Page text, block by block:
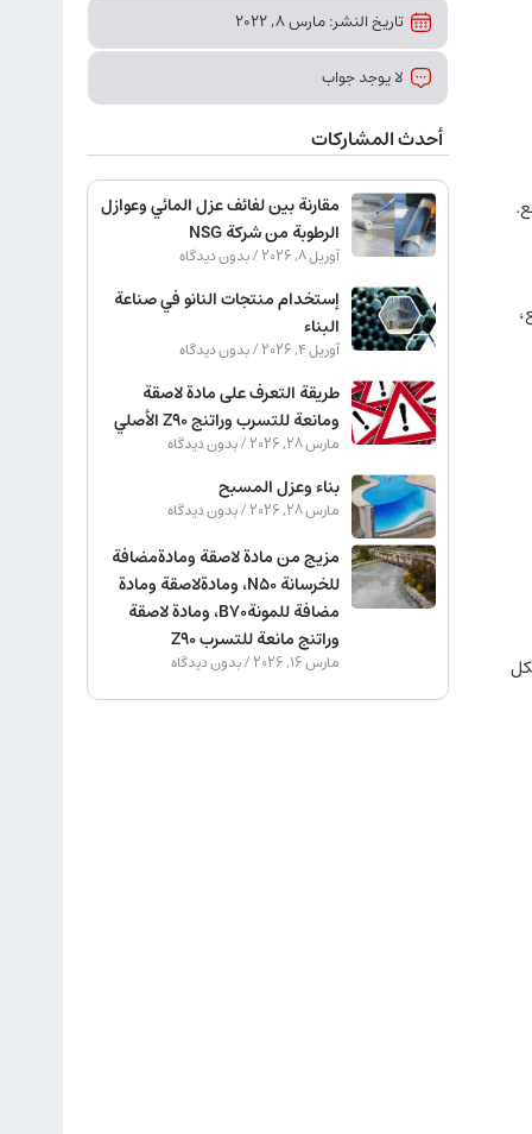
تاريخ النشر: مارس 8, 2022
لا يوجد جواب
أحدث المشاركات
مقارنة بين لفائف عزل المائي وعوازل
الرطوبة من شركة NSG
آوریل 8, 2026 بدون دیدگاه
إستخدام منتجات النانو في صناعة
البناء
آوریل 4, 2026 بدون دیدگاه
طريقة التعرف على مادة لاصقة
ومانعة للتسرب وراتنج Z90 الأصلي
مارس 28, 2026 بدون دیدگاه
بناء وعزل المسبح
مارس 28, 2026 بدون دیدگاه
مزيج من مادة لاصقة ومادةمضافة
للخرسانة N50، ومادةلاصقة ومادة
مضافة للمونةB70، ومادة لاصقة
وراتنج مانعة للتسرب Z90
مارس 16, 2026 بدون دیدگاه